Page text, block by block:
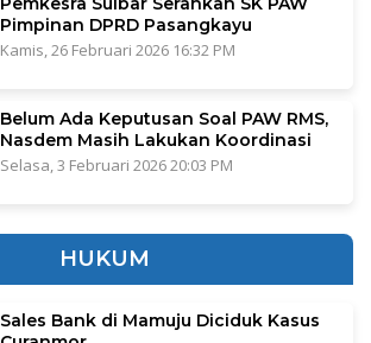
Pimpinan DPRD Pasangkayu
Kamis, 26 Februari 2026 16:32 PM
Belum Ada Keputusan Soal PAW RMS,
Nasdem Masih Lakukan Koordinasi
Selasa, 3 Februari 2026 20:03 PM
HUKUM
Sales Bank di Mamuju Diciduk Kasus